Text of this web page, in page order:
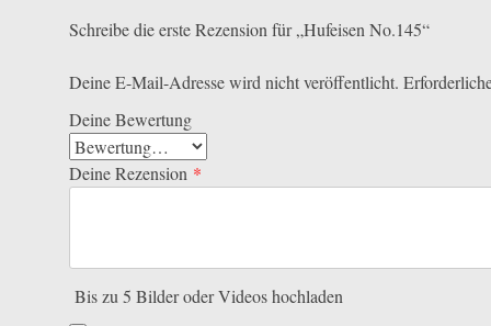
Schreibe die erste Rezension für „Hufeisen No.145“
Deine E-Mail-Adresse wird nicht veröffentlicht.
Deine Bewertung
Deine Rezension *
Bis zu 5 Bilder oder Videos hochladen